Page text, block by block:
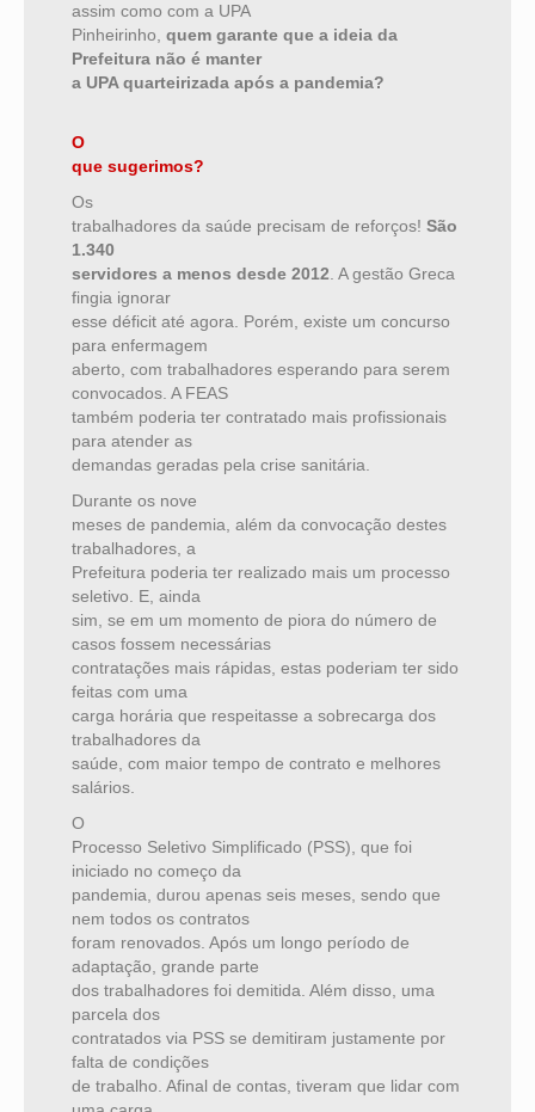
assim como com a UPA
Pinheirinho, quem garante que a ideia da
Prefeitura não é manter
a UPA quarteirizada após a pandemia?
O
que sugerimos?
Os
trabalhadores da saúde precisam de reforços! São
1.340
servidores a menos desde 2012 . A gestão Greca
fingia ignorar
esse déficit até agora. Porém, existe um concurso
para enfermagem
aberto, com trabalhadores esperando para serem
convocados. A FEAS
também poderia ter contratado mais profissionais
para atender as
demandas geradas pela crise sanitária.
Durante os nove
meses de pandemia, além da convocação destes
trabalhadores, a
Prefeitura poderia ter realizado mais um processo
seletivo. E, ainda
sim, se em um momento de piora do número de
casos fossem necessárias
contratações mais rápidas, estas poderiam ter sido
feitas com uma
carga horária que respeitasse a sobrecarga dos
trabalhadores da
saúde, com maior tempo de contrato e melhores
salários.
O
Processo Seletivo Simplificado (PSS), que foi
iniciado no começo da
pandemia, durou apenas seis meses, sendo que
nem todos os contratos
foram renovados. Após um longo período de
adaptação, grande parte
dos trabalhadores foi demitida. Além disso, uma
parcela dos
contratados via PSS se demitiram justamente por
falta de condições
de trabalho. Afinal de contas, tiveram que lidar com